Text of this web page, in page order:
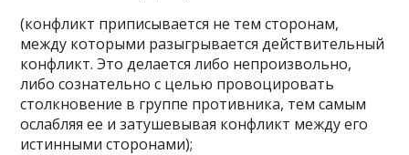
(конфликт приписывается не тем сторонам,
между которыми разыгрывается действительный
конфликт. Это делается либо непроизвольно,
либо сознательно с целью провоцировать
столкновение в группе противника, тем самым
ослабляя ее и затушевывая конфликт между его
истинными сторонами);